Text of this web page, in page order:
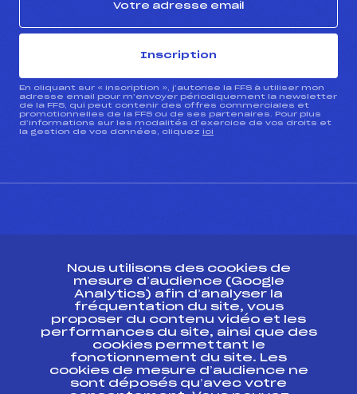
Inscription
En cliquant sur « inscription », j’autorise la FFS à utiliser mon
adresse email pour m’envoyer périodiquement la newsletter
de la FFS, qui peut contenir des offres commerciales et
promotionnelles de la FFS ou de ses partenaires. Pour plus
d’informations sur les modalités d’exercice de vos droits et
la gestion de vos données, cliquez ici
Ressources
Pass’Neige
Projet sportif fédéral
Projet de performance fédéral
Antidopage
Nous utilisons des cookies de
mesure d’audience (Google
Analytics) afin d’analyser la
fréquentation du site, vous
proposer du contenu vidéo et les
performances du site, ainsi que des
cookies permettant le
fonctionnement du site. Les
cookies de mesure d’audience ne
sont déposés qu’avec votre